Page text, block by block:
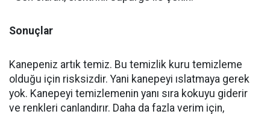
Sonuçlar
Kanepeniz artık temiz. Bu temizlik kuru temizleme
olduğu için risksizdir. Yani kanepeyi ıslatmaya gerek
yok. Kanepeyi temizlemenin yanı sıra kokuyu giderir
ve renkleri canlandırır. Daha da fazla verim için,